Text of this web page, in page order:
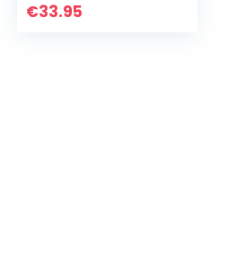
€33.95